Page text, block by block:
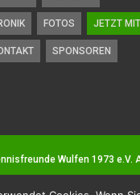
FOTOS JETZT
SPONSOREN
Wulfen 1973 e.V.